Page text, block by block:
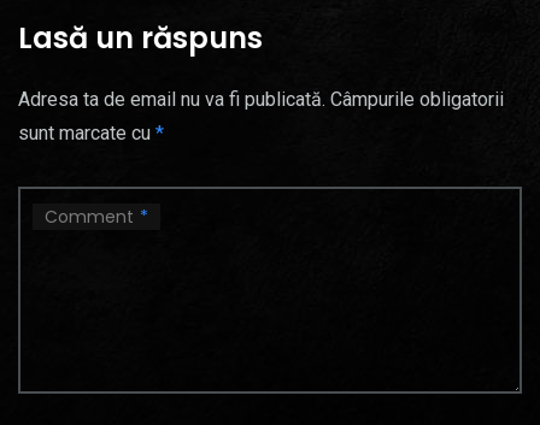
Lasă un răspuns
Adresa ta de email nu va fi publicată. Câmpurile obligatorii
sunt marcate cu *
Comment *